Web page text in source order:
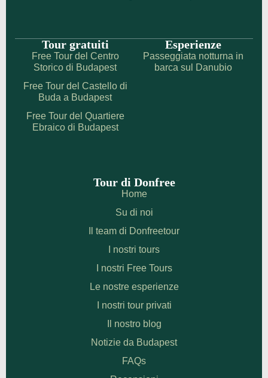
Tour gratuiti
Free Tour del Centro
Storico di Budapest
Free Tour del Castello di
Buda a Budapest
Free Tour del Quartiere
Ebraico di Budapest
Esperienze
Passeggiata notturna in
barca sul Danubio
Tour di Donfree
Home
Su di noi
Il team di Donfreetour
I nostri tours
I nostri Free Tours
Le nostre esperienze
I nostri tour privati
Il nostro blog
Notizie da Budapest
FAQs